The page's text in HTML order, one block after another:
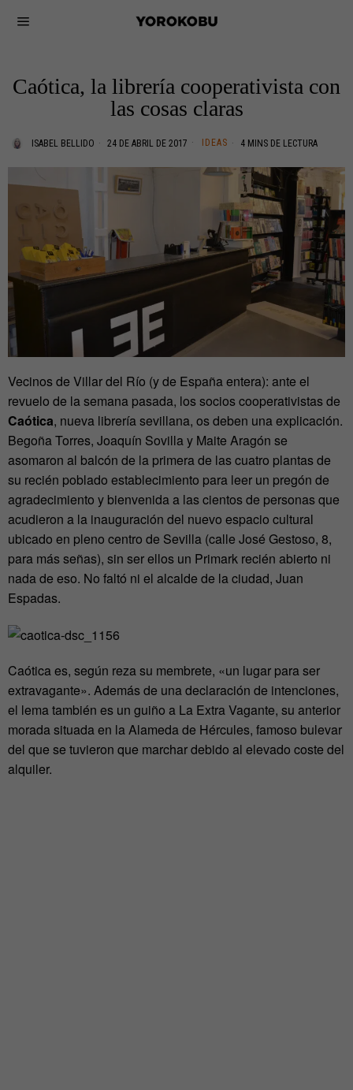
Caótica, la librería cooperativista con
las cosas claras
ISABEL BELLIDO 24 DE ABRIL DE 2017 IDEAS 4 MINS DE LECTURA
Vecinos de Villar del Río (y de España entera): ante el
revuelo de la semana pasada, los socios cooperativistas de
Caótica, nueva librería sevillana, os deben una explicación.
Begoña Torres, Joaquín Sovilla y Maite Aragón se
asomaron al balcón de la primera de las cuatro plantas de
su recién poblado establecimiento para leer un pregón de
agradecimiento y bienvenida a las cientos de personas que
acudieron a la inauguración del nuevo espacio cultural
ubicado en pleno centro de Sevilla (calle José Gestoso, 8,
para más señas), sin ser ellos un Primark recién abierto ni
nada de eso. No faltó ni el alcalde de la ciudad, Juan
Espadas.
Caótica es, según reza su membrete, «un lugar para ser
extravagante». Además de una declaración de intenciones,
el lema también es un guiño a La Extra Vagante, su anterior
morada situada en la Alameda de Hércules, famoso bulevar
del que se tuvieron que marchar debido al elevado coste del
alquiler.